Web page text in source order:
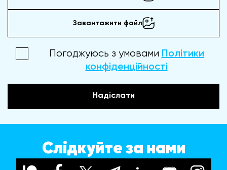
Завантажити файл
Погоджуюсь з умовами Політики
конфіденційності
Надіслати
Слідкуйте за нами